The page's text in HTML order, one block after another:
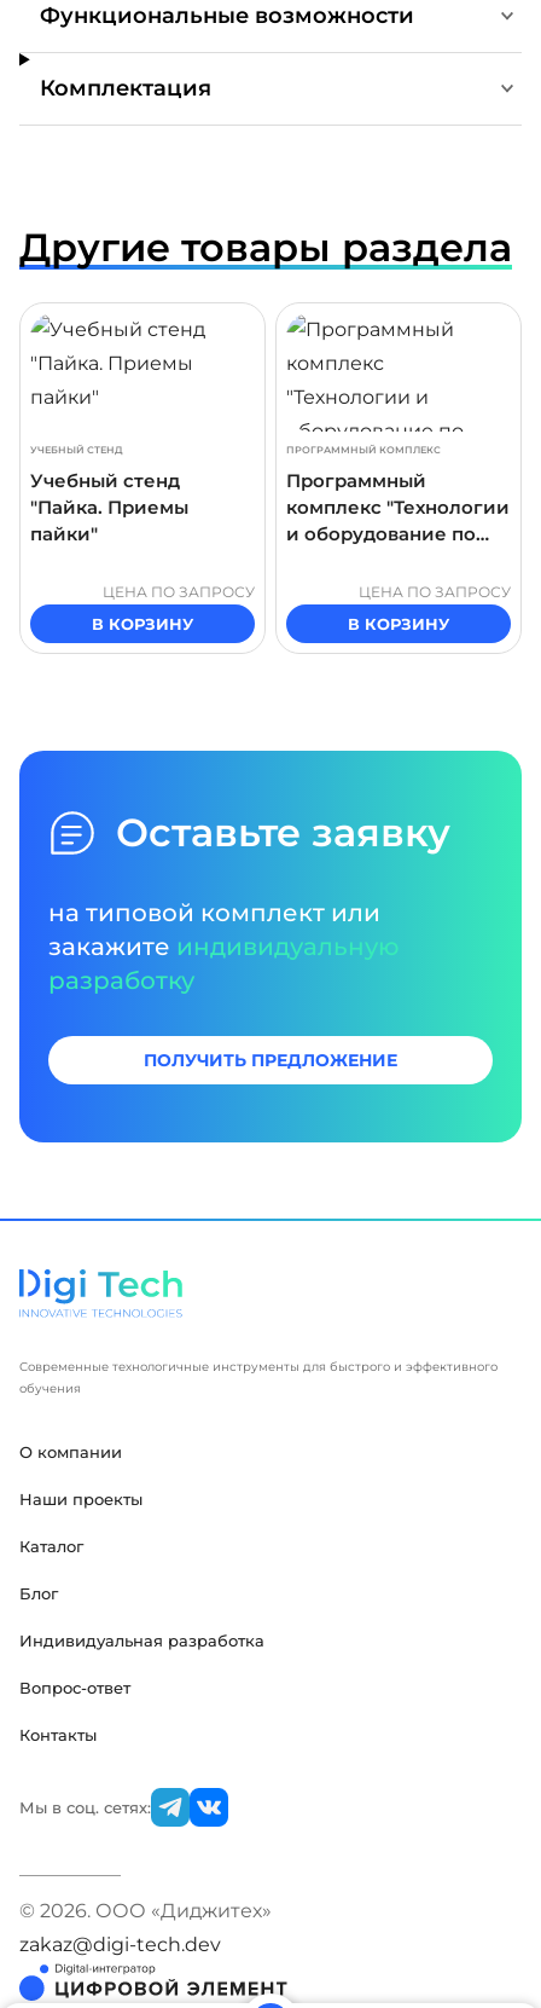
Функциональные возможности
Комплектация
Другие товары раздела
УЧЕБНЫЙ СТЕНД
Учебный стенд
"Пайка. Приемы
пайки"
ЦЕНА ПО ЗАПРОСУ
В КОРЗИНУ
ПРОГРАММНЫЙ КОМПЛЕКС
Программный
комплекс "Технологии
и оборудование по
трансформаторов"
ЦЕНА ПО ЗАПРОСУ
В КОРЗИНУ
ПОДРОБНЕЕ
Оставьте заявку
на типовой комплект или
закажите индивидуальную
разработку
ПОЛУЧИТЬ ПРЕДЛОЖЕНИЕ
Современные технологичные инструменты для быстрого и эффективного
обучения
О компании
Наши проекты
Каталог
Блог
Индивидуальная разработка
Вопрос-ответ
Контакты
Мы в соц. сетях:
© 2026. ООО «Диджитех»
zakaz@digi-tech.dev